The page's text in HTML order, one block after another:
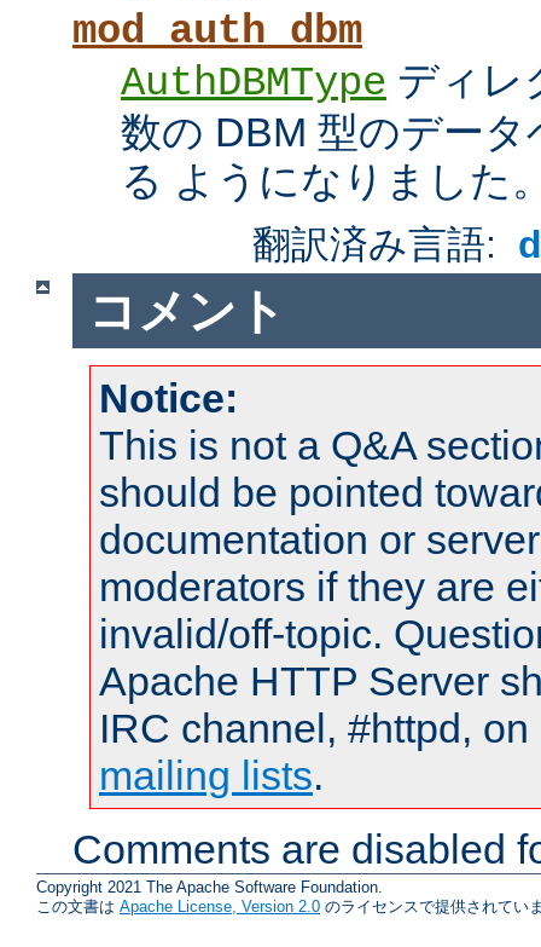
mod_auth_dbm
AuthDBMType ディレ
数の DBM 型のデー
る ようになりました
翻訳済み言語:
コメント
Notice:
This is not a Q&A
should be pointed
documentation or
moderators if they are
invalid/off-topic.
Apache HTTP Server
IRC channel, #httpd,
mailing lists.
Comments are disabled
Copyright 2021 The Apache Software Foundation.
この文書は Apache License, Version 2.0 のライセンスで提供されてい